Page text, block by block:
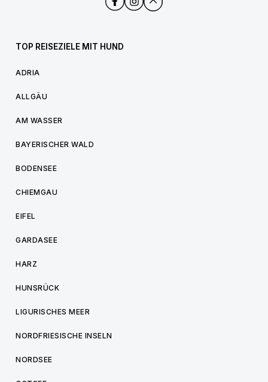
TOP REISEZIELE MIT HUND
ADRIA
ALLGÄU
AM WASSER
BAYERISCHER WALD
BODENSEE
CHIEMGAU
EIFEL
GARDASEE
HARZ
HUNSRÜCK
LIGURISCHES MEER
NORDFRIESISCHE INSELN
NORDSEE